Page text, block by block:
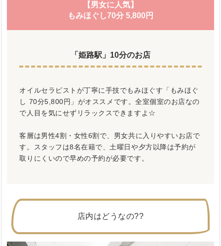
【男女に人気】
もみほぐし70分 5,800円
「姫路駅」10分のお店
オイルセラピストが丁寧に手技でもみほぐす「もみほぐ
し 70分5,800円」がオススメです。全室個室のお店なの
で人目を気にせずリラックスできますよ☆
客層は男性4割・女性6割で、男女共に入りやすいお店で
す。スタッフは8名在籍で、土曜日や夕方以降は予約が
取りにくいので早めの予約が必要です。
店内はどうなの??